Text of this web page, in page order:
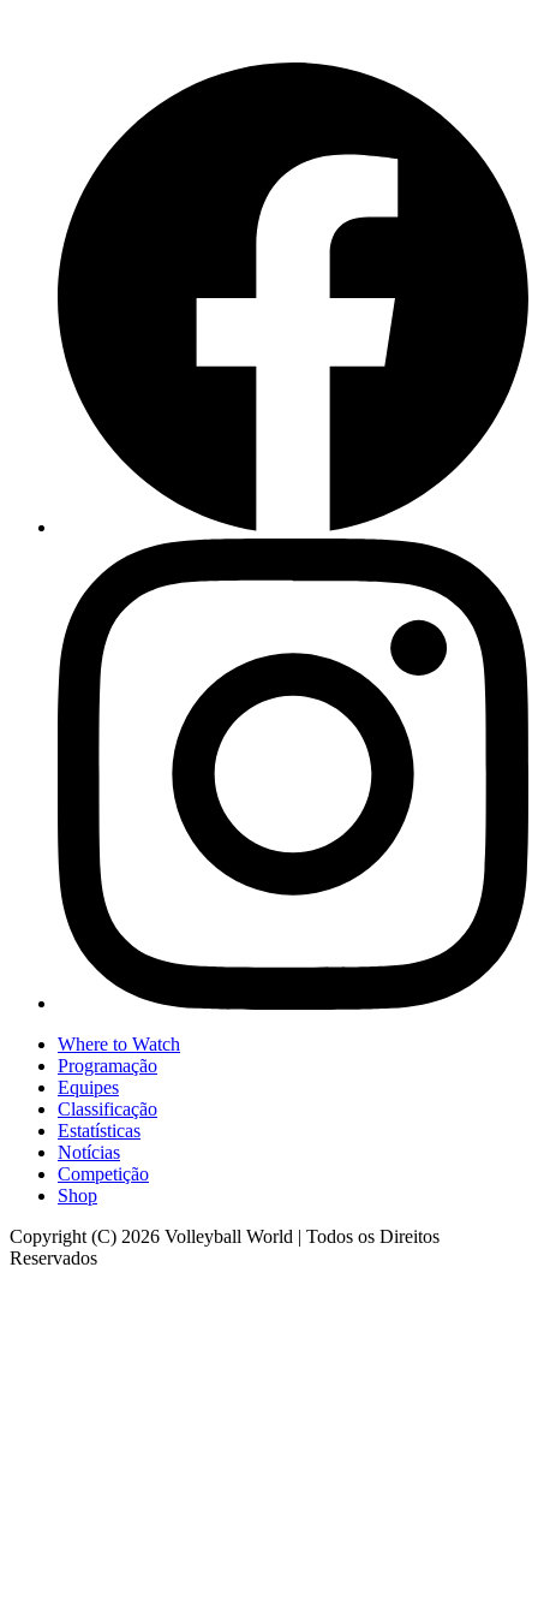
Where to Watch
Programação
Equipes
Classificação
Estatísticas
Notícias
Competição
Shop
Copyright (C) 2026 Volleyball World | Todos os Direitos
Reservados